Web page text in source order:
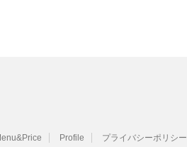
Profile プライバシーポリシー